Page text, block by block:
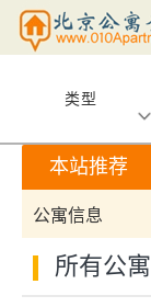
类型
本站推荐
公寓信息
所有公寓